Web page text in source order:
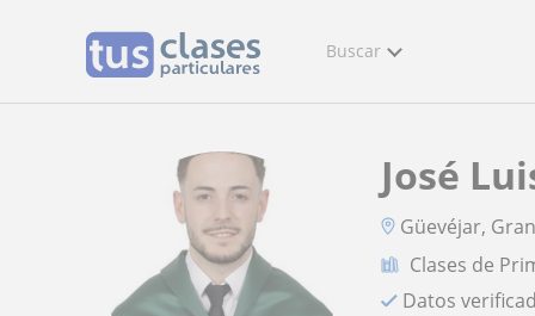
Buscar
José
Güevéjar,
Clases de
Datos